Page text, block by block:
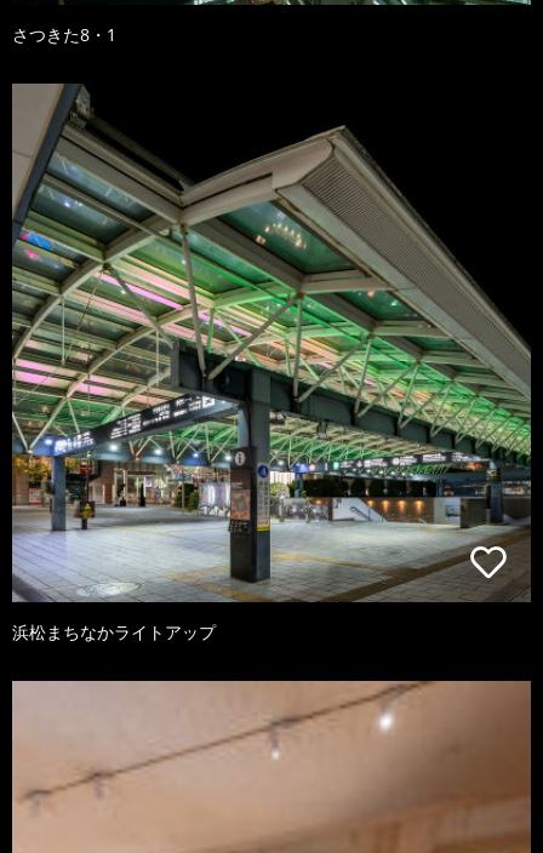
さつきた8・1
浜松まちなかライトアップ